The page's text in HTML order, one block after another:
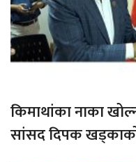
किमाथांका नाका
सांसद दिपक